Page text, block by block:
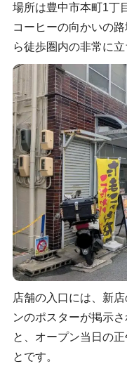
場所は豊中市本町1丁
コーヒーの向かいの
ら徒歩圏内の非常に
店舗の入口には、新
ンのポスターが掲示
と、オープン当日の
とです。